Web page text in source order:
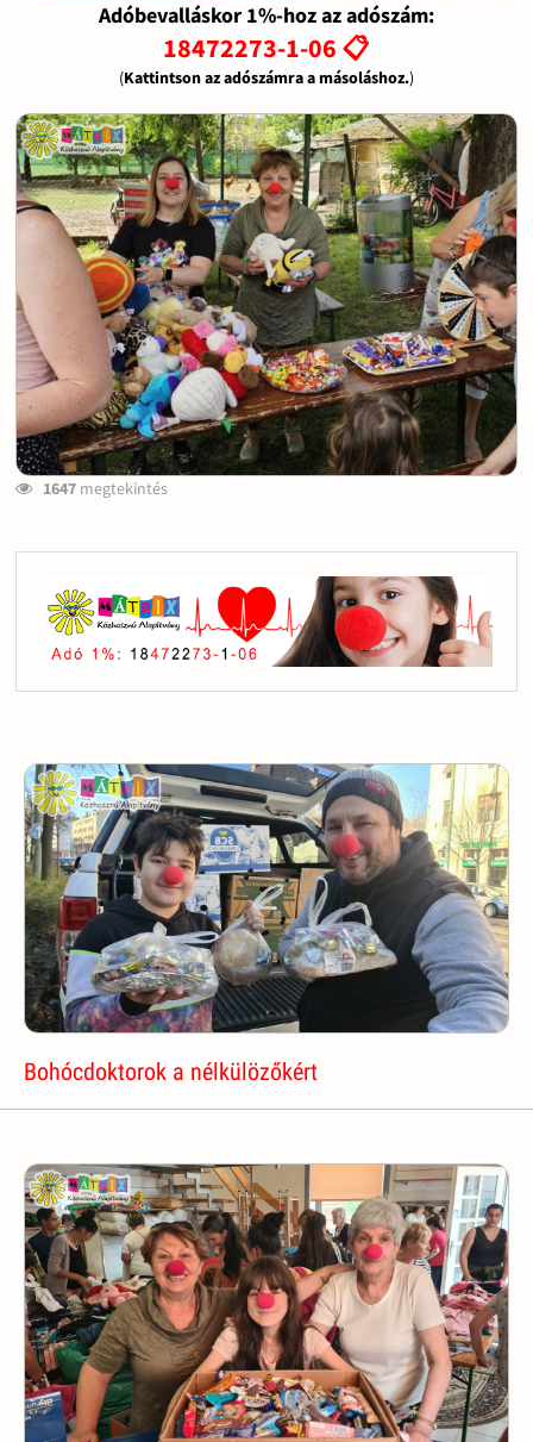
Adóbevalláskor 1%-hoz az adószám:
18472273-1-06 📋
(Kattintson az adószámra a másoláshoz.)
1647megtekintés
Bohócdoktorok a nélkülözőkért